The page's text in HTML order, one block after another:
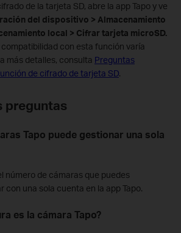
de la tarjeta SD, abre la app Tapo y ve
del dispositivo > Almacenamiento
local > Cifrar tarjeta microSD.
con esta función varía
más detalles, consulta Preguntas
de cifrado de tarjeta SD.
preguntas
Tapo puede gestionar una sola
número de cámaras que puedes
con una sola cuenta en la app Tapo.
es la cámara Tapo?